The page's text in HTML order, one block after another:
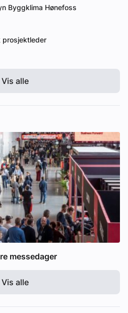
Byggklima Hønefoss
prosjektleder
Vis alle
messedager
Vis alle